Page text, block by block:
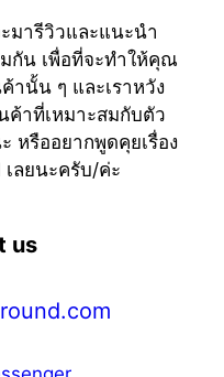
มารีวิวและแนะนำ
กัน เพื่อที่จะทำให้คุณ
านั้น ๆ และเราหวัง
ค้าที่เหมาะสมกับตัว
หรืออยากพูดคุยเรื่อง
เลยนะครับ/ค่ะ
us